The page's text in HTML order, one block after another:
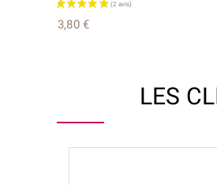
3,80 €
LES